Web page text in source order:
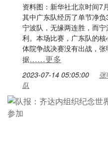
资料图：新华社北京时间7
其中广东队经历了单节净
宁波队，无缘两连胜，而
利。本场比赛，广东队的
体院争战决赛没有出战，
据……更多
2023-07-14 05:05:00
队